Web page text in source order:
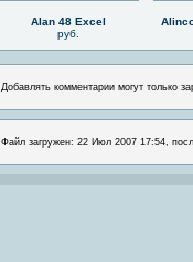
Alan 48 Excel
руб.
Добавлять комментарии могут только
Файл загружен: 22 Июл 2007 17:54,